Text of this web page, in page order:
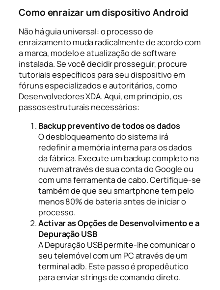
Como enraizar um dispositivo Android
Não há guia universal: o processo de
enraizamento muda radicalmente de acordo com
a marca, modelo e atualização de software
instalada. Se você decidir prosseguir, procure
tutoriais específicos para seu dispositivo em
fóruns especializados e autoritários, como
Desenvolvedores XDA. Aqui, em princípio, os
passos estruturais necessários:
Backup preventivo de todos os dados
O desbloqueamento do sistema irá
redefinir a memória interna para os dados
da fábrica. Execute um backup completo na
nuvem através de sua conta do Google ou
com uma ferramenta de cabo. Certifique-se
também de que seu smartphone tem pelo
menos 80% de bateria antes de iniciar o
processo.
Activar as Opções de Desenvolvimento e a
Depuração USB
A Depuração USB permite-lhe comunicar o
seu telemóvel com um PC através de um
terminal adb. Este passo é propedêutico
para enviar strings de comando direto.